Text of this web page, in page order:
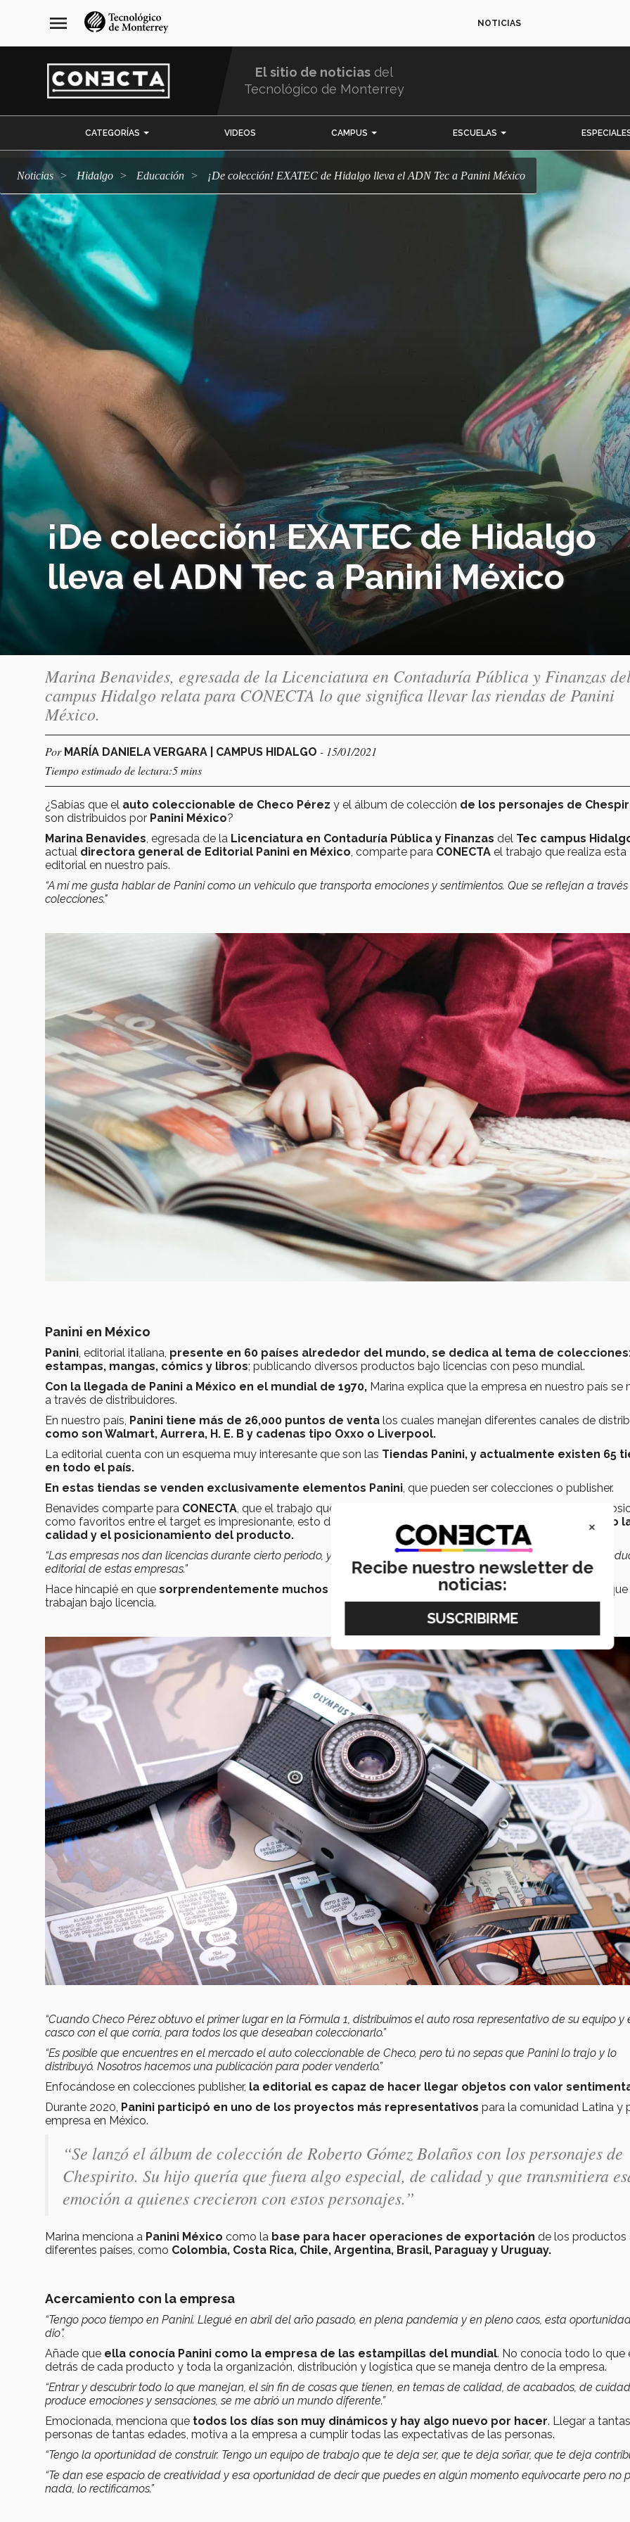
navegación
principal
menu NOTICIAS
El sitio de noticias del
Tecnológico de Monterrey
CATEGORÍAS VIDEOS CAMPUS ESCUELAS
Noticias Hidalgo Educación ¡De colección! EXATEC de Hidalgo lleva el ADN Tec a Panini México
¡De colección! EXATEC de Hidalgo
lleva el ADN Tec a Panini México
Marina Benavides, egresada de la Licenciatura en Contaduría Pública y Finanzas
campus Hidalgo relata para CONECTA lo que significa llevar las riendas de Panini
México.
Por MARÍA DANIELA VERGARA | CAMPUS HIDALGO - 15/01/2021
Tiempo estimado de lectura:5 mins
¿Sabías que el auto coleccionable de Checo Pérez y el álbum de colección de los personajes de
son distribuidos por Panini México?
Marina Benavides , egresada de la Licenciatura en Contaduría Pública y Finanzas del Tec campus
actual directora general de Editorial Panini en México , comparte para CONECTA el trabajo que realiza esta
editorial en nuestro país.
“A mí me gusta hablar de Panini como un vehículo que transporta emociones y sentimientos. Que se reflejan a
colecciones."
Panini en México
Panini , editorial italiana, presente en 60 países alrededor del mundo, se dedica al tema de
estampas, mangas, cómics y libros; publicando diversos productos bajo licencias con peso mundial.
Con la llegada de Panini a México en el mundial de 1970, Marina explica que la empresa en nuestro país se
a través de distribuidores.
En nuestro país, Panini tiene más de 26,000 puntos de venta los cuales manejan diferentes canales de
como son Walmart, Aurrera, H. E. B y cadenas tipo Oxxo o Liverpool.
La editorial cuenta con un esquema muy interesante que son las Tiendas Panini, y actualmente existen 65
en todo el país.
En estas tiendas se venden exclusivamente elementos Panini , que pueden ser colecciones o publisher.
Benavides comparte para CONECTA , que el trabajo que existe detrás de cada uno de los productos que se
como favoritos entre el target es impresionante, esto debido a que
se trabaja bajo licencias, manteniendo
calidad y el posicionamiento del producto.
“Las empresas nos dan licencias durante cierto periodo, y nosotros comenzamos la distribución relacionada al
editorial de estas empresas.”
Hace hincapié en que sorprendentemente muchos no reconocen a la editorial, sino a la marca con la que
trabajan bajo licencia.
“Cuando Checo Pérez obtuvo el primer lugar en la Fórmula 1, distribuimos el auto rosa representativo de su equipo y
casco con el que corría, para todos los que deseaban coleccionarlo.”
“Es posible que encuentres en el mercado el auto coleccionable de Checo, pero tú no sepas que Panini lo trajo y lo
distribuyó. Nosotros hacemos una publicación para poder venderlo.”
Enfocándose en colecciones publisher, la editorial es capaz de hacer llegar objetos con valor
Durante 2020, Panini participó en uno de los proyectos más representativos para la comunidad Latina y
empresa en México.
“Se lanzó el álbum de colección de Roberto Gómez Bolaños con los personajes de
Chespirito. Su hijo quería que fuera algo especial, de calidad y que transmitiera
emoción a quienes crecieron con estos personajes.”
Marina menciona a Panini México como la base para hacer operaciones de exportación de los productos
diferentes países, como Colombia, Costa Rica, Chile, Argentina, Brasil, Paraguay y Uruguay.
Acercamiento con la empresa
“Tengo poco tiempo en Panini. Llegué en abril del año pasado, en plena pandemia y en pleno caos, esta
dio”.
Añade que ella conocía Panini como la empresa de las estampillas del mundial. No conocía todo lo que
detrás de cada producto y toda la organización, distribución y logística que se maneja dentro de la empresa.
“Entrar y descubrir todo lo que manejan, el sin fin de cosas que tienen, en temas de calidad, de acabados, de
produce emociones y sensaciones, se me abrió un mundo diferente.”
Emocionada, menciona que todos los días son muy dinámicos y hay algo nuevo por hacer. Llegar a tantas
personas de tantas edades, motiva a la empresa a cumplir todas las expectativas de las personas.
“Tengo la oportunidad de construir. Tengo un equipo de trabajo que te deja ser, que te deja soñar, que te deja
“Te dan ese espacio de creatividad y esa oportunidad de decir que puedes en algún momento equivocarte pero no
nada, lo rectificamos.”
×
Recibe nuestro newsletter de
noticias: